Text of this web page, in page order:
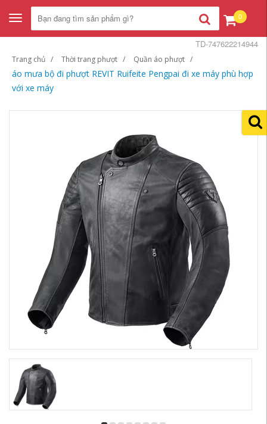
Toggle
navigation
0
Trang chủ Thời trang phượt Quần áo phượt
áo mưa bộ đi phượt REVIT Ruifeite Pengpai đi xe máy phù hợp
với xe máy
TD-747622214944